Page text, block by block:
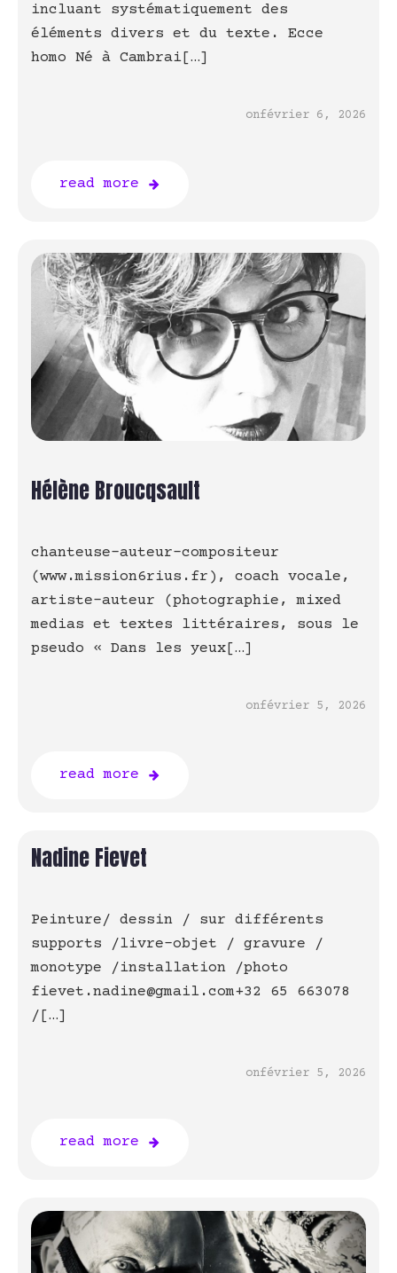
incluant systématiquement des
éléments divers et du texte. Ecce
homo Né à Cambrai[…]
onfévrier 6, 2026
read more
Hélène Broucqsault
chanteuse-auteur-compositeur
(www.mission6rius.fr), coach vocale,
artiste-auteur (photographie, mixed
medias et textes littéraires, sous le
pseudo « Dans les yeux[…]
onfévrier 5, 2026
read more
Nadine Fievet
Peinture/ dessin / sur différents
supports /livre-objet / gravure /
monotype /installation /photo
fievet.nadine@gmail.com+32 65 663078
/[…]
onfévrier 5, 2026
read more